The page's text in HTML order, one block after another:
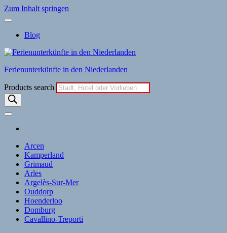
Zum Inhalt springen
Blog
Ferienunterkünfte in den Niederlanden
Products search
Arcen
Kamperland
Grimaud
Arles
Argelès-Sur-Mer
Ouddorp
Hoenderloo
Domburg
Cavallino-Treporti